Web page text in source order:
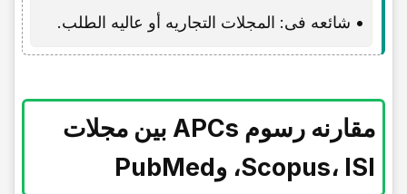
• شائعه فی: المجلات التجاریه أو عالیه الطلب.
مقارنه رسوم APCs بین مجلات
Scopus، ISI، وPubMed